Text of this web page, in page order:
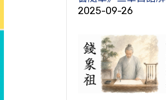
2025-09-26